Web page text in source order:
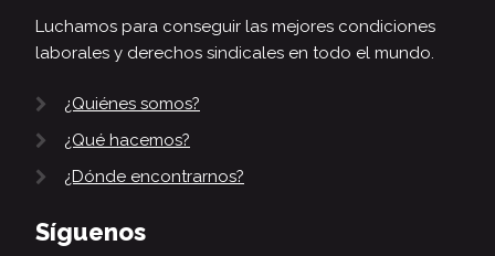
Luchamos para conseguir las mejores condiciones
laborales y derechos sindicales en todo el mundo.
¿Quiénes somos?
¿Qué hacemos?
¿Dónde encontrarnos?
Síguenos